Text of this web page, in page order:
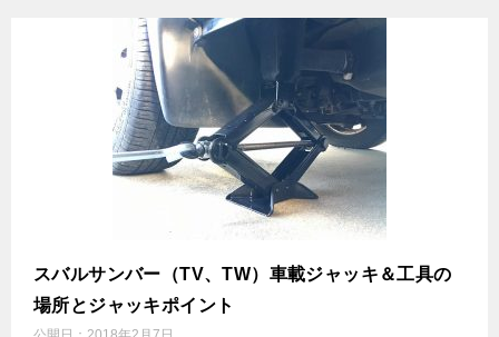
スバルサンバー（TV、TW）車載ジャッキ＆工具の
場所とジャッキポイント